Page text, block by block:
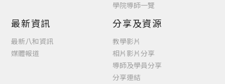
學院導師一覽
最新資訊
最新八和資訊
媒體報道
分享及資源
教學影片
相片影片分享
導師及學員分享
分享連結